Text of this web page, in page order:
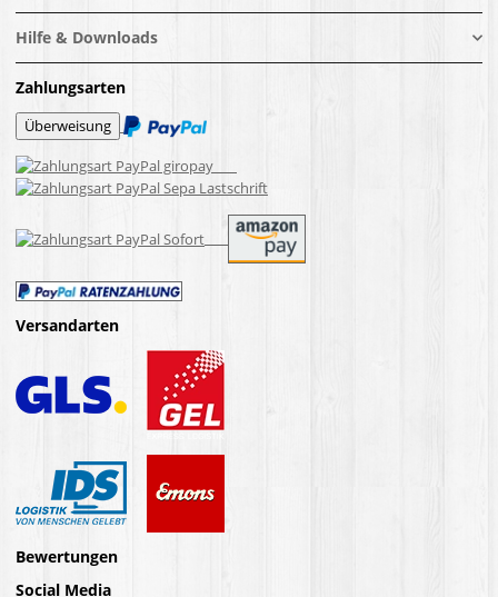
Hilfe & Downloads
Zahlungsarten
Versandarten
Bewertungen
Social Media